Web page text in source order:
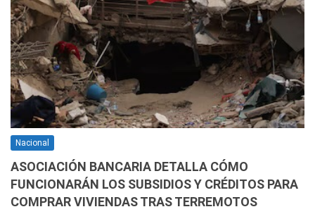
Nacional
ASOCIACIÓN BANCARIA DETALLA CÓMO
FUNCIONARÁN LOS SUBSIDIOS Y CRÉDITOS PARA
COMPRAR VIVIENDAS TRAS TERREMOTOS